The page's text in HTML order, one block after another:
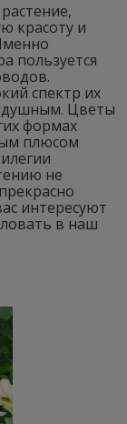
красоту и
пользуется
спектр их
Цветы
формах
плюсом
не
интересуют
в наш